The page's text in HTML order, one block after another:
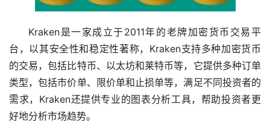
Kraken是一家成立于2011年的老牌加密货币交易平
台，以其安全性和稳定性著称，Kraken支持多种加密货币
的交易，包括比特币、 以太坊和莱特币等，它提供多种订单
类型，包括市价单、限价单和止损单等，满足不同投资者的
需求，Kraken还提供专业的图表分析工具，帮助投资者更
好地分析市场趋势。